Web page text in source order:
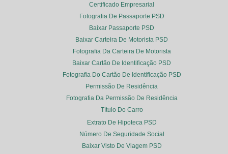
Certificado Empresarial
Fotografia De Passaporte PSD
Baixar Passaporte PSD
Baixar Carteira De Motorista PSD
Fotografia Da Carteira De Motorista
Baixar Cartão De Identificação PSD
Fotografia Do Cartão De Identificação PSD
Permissão De Residência
Fotografia Da Permissão De Residência
Título Do Carro
Extrato De Hipoteca PSD
Número De Seguridade Social
Baixar Visto De Viagem PSD